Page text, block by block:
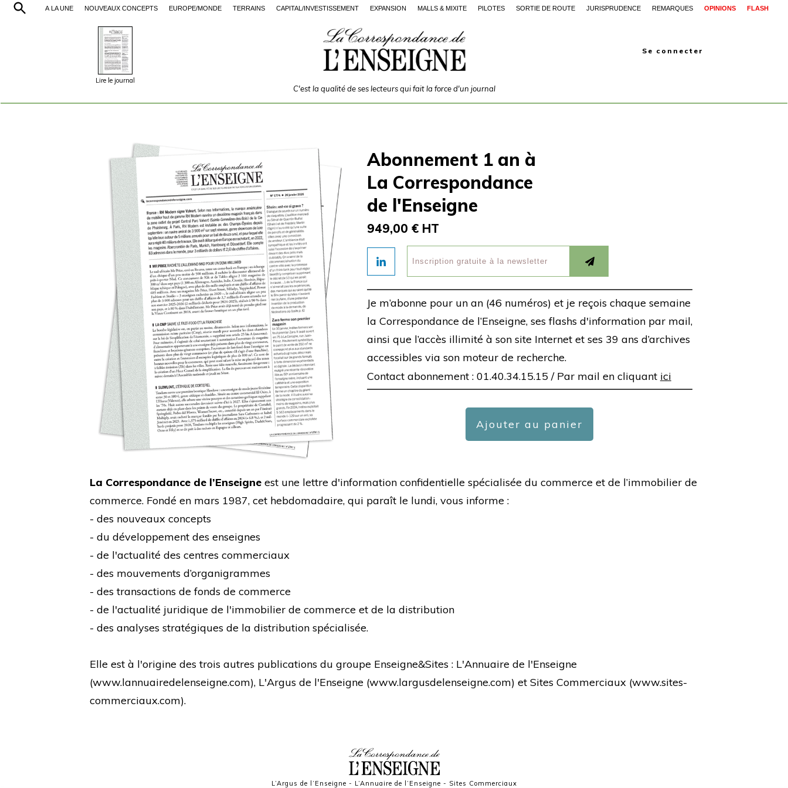
À LA UNE NOUVEAUX CONCEPTS EUROPE/MONDE TERRAINS CAPITAL/INVESTISSEMENT EXPANSION MALLS & MIXITÉ PILOTES SORTIE DE ROUTE JURISPRUDENCE REMARQUES OPINIONS FLASH
Lire le journal
C'est la qualité de ses lecteurs qui fait la force d'un journal
Se connecter
Abonnement 1 an à
La Correspondance
de l'Enseigne
949,00 € HT
Je m’abonne pour un an (46 numéros) et je reçois chaque semaine
la Correspondance de l’Enseigne, ses flashs d'information par mail,
ainsi que l’accès illimité à son site Internet et ses 39 ans d’archives
accessibles via son moteur de recherche.
Contact abonnement : 01.40.34.15.15 / Par mail en cliquant ici
Ajouter au panier
La Correspondance de l’Enseigne est une lettre d'information confidentielle spécialisée du commerce et de l’immobilier de
commerce. Fondé en mars 1987, cet hebdomadaire, qui paraît le lundi, vous informe :
- des nouveaux concepts
- du développement des enseignes
- de l'actualité des centres commerciaux
- des mouvements d’organigrammes
- des transactions de fonds de commerce
- de l'actualité juridique de l'immobilier de commerce et de la distribution
- des analyses stratégiques de la distribution spécialisée.
Elle est à l'origine des trois autres publications du groupe Enseigne&Sites : L'Annuaire de l'Enseigne
(www.lannuairedelenseigne.com), L'Argus de l'Enseigne (www.largusdelenseigne.com) et Sites Commerciaux (www.sites-
commerciaux.com).
L’Argus de l’Enseigne - L’Annuaire de l’Enseigne - Sites Commerciaux